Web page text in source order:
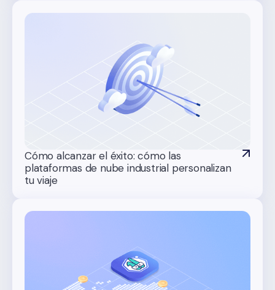
Cómo alcanzar el éxito: cómo las
plataformas de nube industrial personalizan
tu viaje